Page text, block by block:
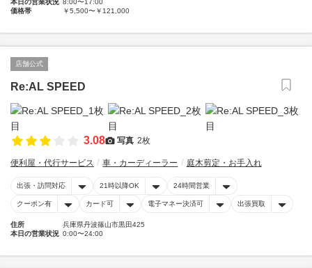
本日の営業状況 8:00〜17:00
価格帯
￥5,500〜￥121,000
店舗公式
Re:AL SPEED
3.08 写真 2枚
便利屋・代行サービス 車・カーディーラー 庭木剪定・お手入れ
出張・訪問対応 21時以降OK 24時間営業
クーポン有 カード可 電子マネー決済可 出張買取
住所
兵庫県丹波篠山市黒田425
本日の営業状況 0:00〜24:00